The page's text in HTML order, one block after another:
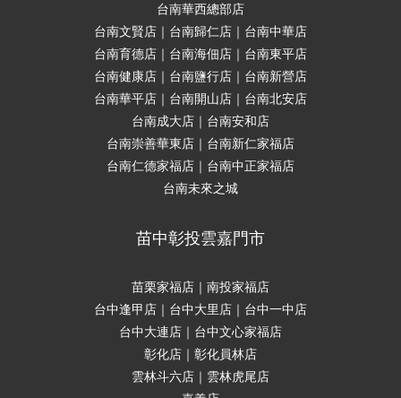
台南華西總部店
台南文賢店｜台南歸仁店｜台南中華店
台南育德店｜台南海佃店｜台南東平店
台南健康店｜台南鹽行店｜台南新營店
台南華平店｜台南開山店｜台南北安店
台南成大店｜台南安和店
台南崇善華東店｜台南新仁家福店
台南仁德家福店｜台南中正家福店
台南未來之城
苗中彰投雲嘉門市
苗栗家福店｜南投家福店
台中逢甲店｜台中大里店｜台中一中店
台中大連店｜台中文心家福店
彰化店｜彰化員林店
雲林斗六店｜雲林虎尾店